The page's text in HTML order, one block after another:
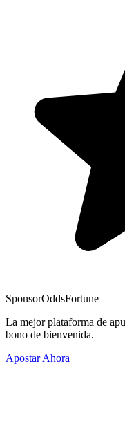
SponsorOddsFortune
La mejor plataforma de
bono de bienvenida.
Apostar Ahora